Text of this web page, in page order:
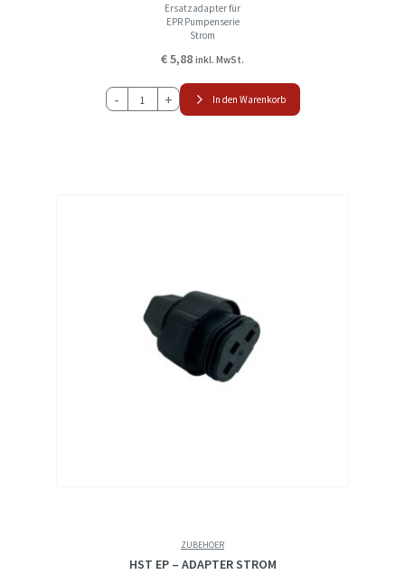
Ersatzadapter für
EPR Pumpenserie
Strom
€5,88 inkl. MwSt.
-
HST
EPR
+ In den Warenkorb
ZUBEHOER
HST EP – ADAPTER STROM